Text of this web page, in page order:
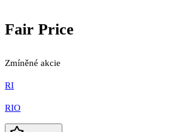
Fair Price
Zmíněné akcie
RI
RIO